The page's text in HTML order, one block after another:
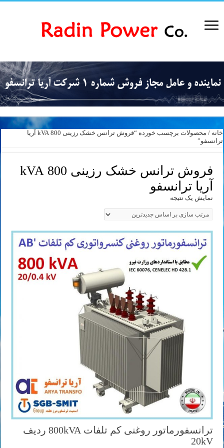
خانه
/ محصولات برچسب خورده “فروش ترانس خشک رزینی 800 kVA آریا
ترانسفو”
فروش ترانس خشک رزینی 800 kVA
آریا ترانسفو
نمایش یک نتیجه
ترانسفورماتور روغنی کم تلفات 800kVA ردیف
20kV